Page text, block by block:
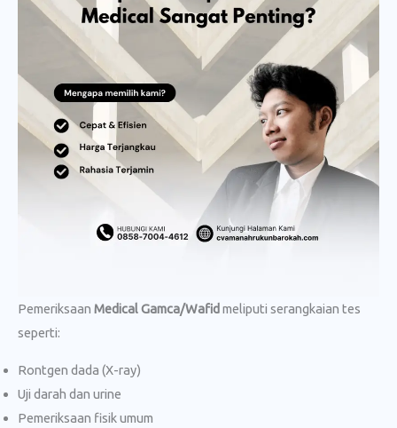
Pemeriksaan Medical Gamca/Wafid meliputi serangkaian tes
seperti:
Rontgen dada (X-ray)
Uji darah dan urine
Pemeriksaan fisik umum